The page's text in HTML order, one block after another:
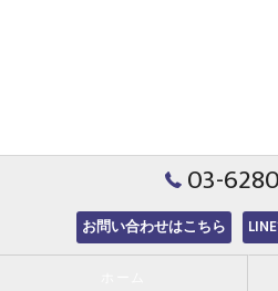
03-
お問い合わせはこちら